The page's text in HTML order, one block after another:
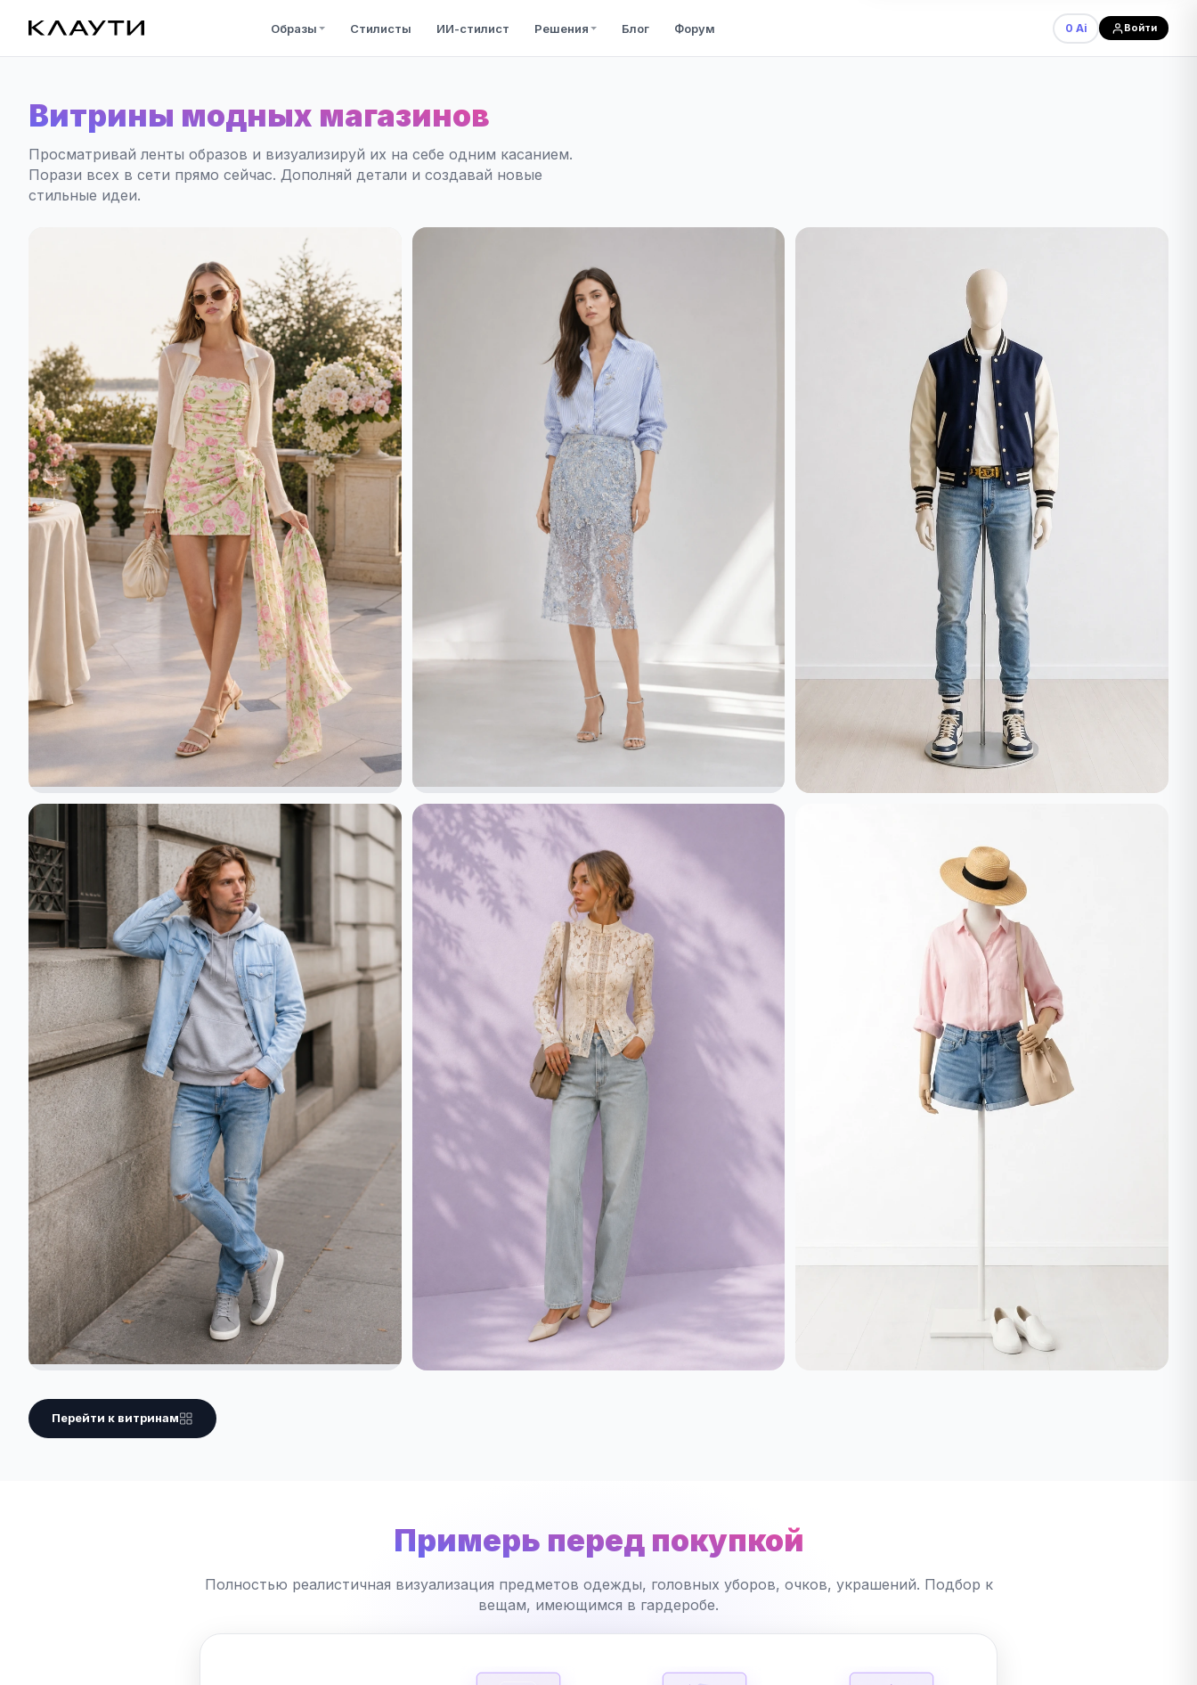
Образы Стилисты ИИ-стилист Решения Блог Форум 0 Ai Войти
Витрины модных магазинов
Просматривай ленты образов и визуализируй их на себе одним касанием.
Порази всех в сети прямо сейчас. Дополняй детали и создавай новые
стильные идеи.
Перейти к витринам
Примерь перед покупкой
Полностью реалистичная визуализация предметов одежды, головных уборов, очков, украшений. Подбор к
вещам, имеющимся в гардеробе.